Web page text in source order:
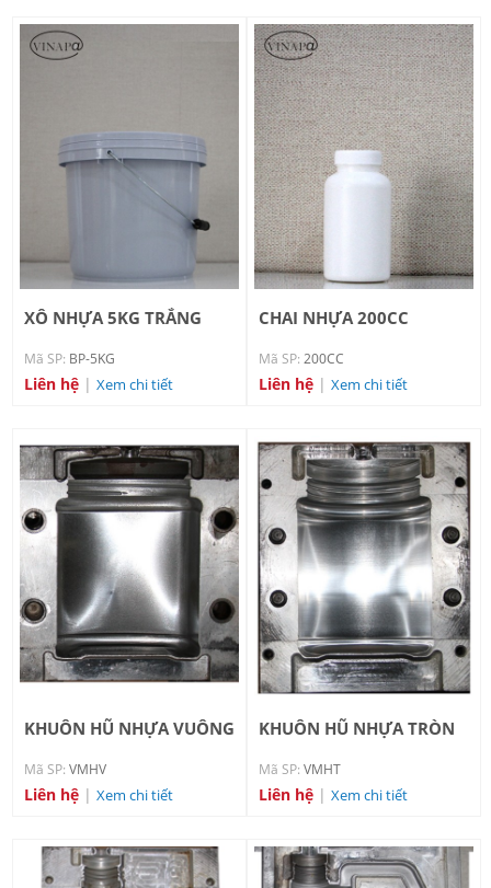
XÔ NHỰA 5KG TRẮNG
Mã SP: BP-5KG
Liên hệ | Xem chi tiết
CHAI NHỰA 200CC
Mã SP: 200CC
Liên hệ | Xem chi tiết
KHUÔN HŨ NHỰA VUÔNG
Mã SP: VMHV
Liên hệ | Xem chi tiết
KHUÔN HŨ NHỰA TRÒN
Mã SP: VMHT
Liên hệ | Xem chi tiết